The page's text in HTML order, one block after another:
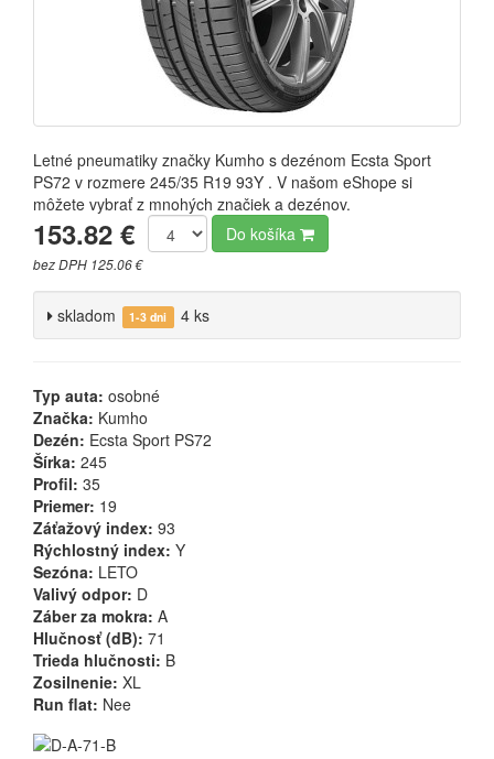
Letné pneumatiky značky Kumho s dezénom Ecsta Sport
PS72 v rozmere 245/35 R19 93Y . V našom eShope si
môžete vybrať z mnohých značiek a dezénov.
153.82 €
bez DPH 125.06 €
Do košíka
skladom 1-3 dni 4 ks
Typ auta: osobné
Značka: Kumho
Dezén: Ecsta Sport PS72
Šírka: 245
Profil: 35
Priemer: 19
Záťažový index: 93
Rýchlostný index: Y
Sezóna: LETO
Valivý odpor: D
Záber za mokra: A
Hlučnosť (dB): 71
Trieda hlučnosti: B
Zosilnenie: XL
Run flat: Nee